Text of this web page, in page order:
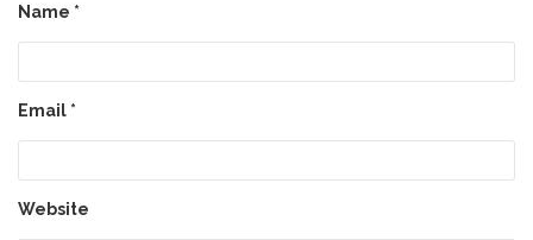
Name *
Email *
Website